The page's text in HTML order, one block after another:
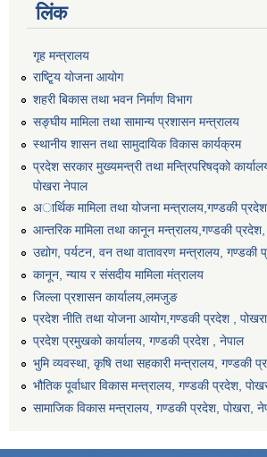
लिंक
गृह मन्त्रालय
राष्टि्ृय योजना आयोग
शहरी बिकास तथा भवन निर्माण विभाग
सङ्घीय मामिला तथा सामान्य प्रशासन मन्त्रालय
स्थानीय शासन तथा सामुदायिक विकास कार्यक्रम
प्रदेश सरकार मुख्यमन्त्री तथा मन्त्रिपरिषद्को
पाेखरा नेपाल
अार्थिक मामिला तथा योजना मन्त्रालय,गण्डकी
आन्तरिक मामिला तथा कानून मन्त्रालय,गण्डकी प्रदेश,
उद्योग, पर्यटन, वन तथा वातावरण मन्त्रालय, गण्डकी
कानून, न्याय र संसदीय मामिला मंत्रालय
जिल्ला प्रशासन कार्यालय,लमजुङ
प्रदेश नीति तथा योजना आयोग,गण्डकी प्रदेश ,
प्रदेश प्रमुखको कार्यालय, गण्डकी प्रदेश , नेपाल
भुमि व्यवस्था, कृषि तथा सहकारी मन्त्रालय, गण्डकी
भौतिक पूर्वाधार विकास मन्त्रालय, गण्डकी प्रदेश,
सामाजिक विकास मन्त्रालय, गण्डकी प्रदेश, पोखरा,